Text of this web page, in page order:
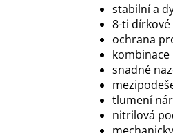
stabilní a
8-ti
ochrana
snadné
tlumení
nitrilová